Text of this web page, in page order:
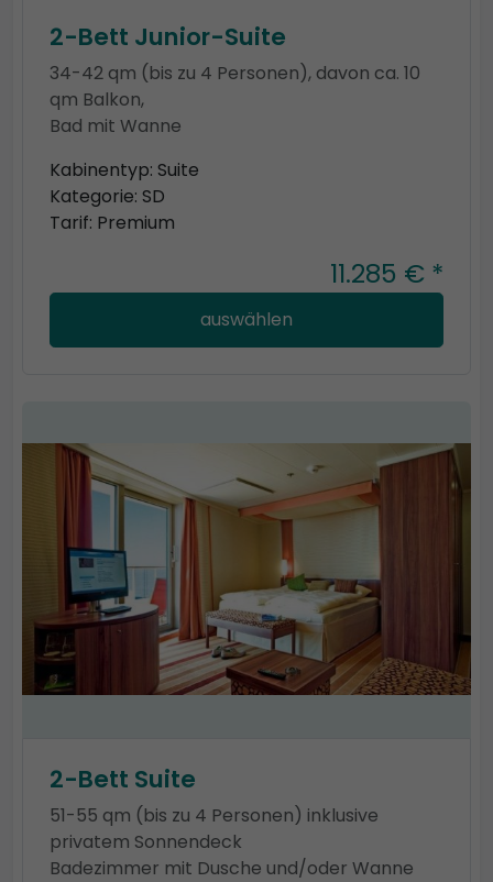
2-Bett Junior-Suite
34-42 qm (bis zu 4 Personen), davon ca. 10
qm Balkon,
Bad mit Wanne
Kabinentyp: Suite
Kategorie: SD
Tarif: Premium
11.285 € *
auswählen
2-Bett Suite
51-55 qm (bis zu 4 Personen) inklusive
privatem Sonnendeck
Badezimmer mit Dusche und/oder Wanne